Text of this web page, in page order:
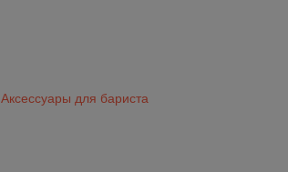
Аксессуары для бариста